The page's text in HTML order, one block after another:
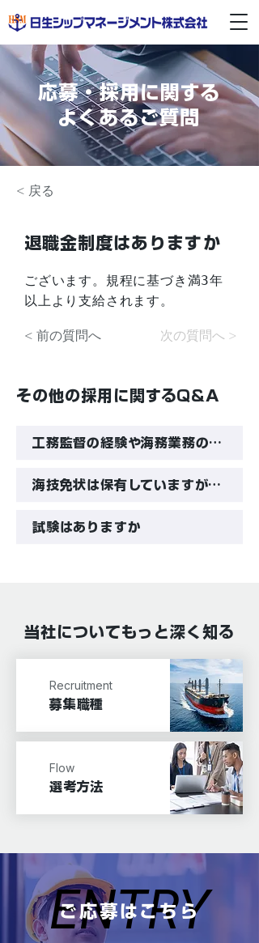
応募・採用に関する
よくあるご質問
< 戻る
退職金制度はありますか
ございます。規程に基づき満3年
以上より支給されます。
< 前の質問へ 次の質問へ >
その他の採用に関するQ&A
工務監督の経験や海務業務の経験がありませんが、応募可能でしょうか
海技免状は保有していますが、乗船経験（船での就業経験）がありません。応募可能でしょうか
試験はありますか
当社についてもっと深く知る
Recruitment
募集職種
Flow
​選考方法
ENTRY
ENTRY
ご応募はこちら